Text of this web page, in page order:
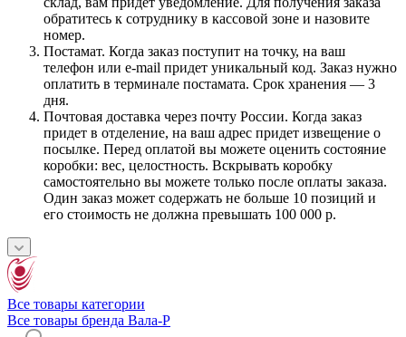
обратитесь к сотруднику в кассовой зоне и назовите
номер.
Постамат. Когда заказ поступит на точку, на ваш
телефон или e-mail придет уникальный код. Заказ нужно
оплатить в терминале постамата. Срок хранения — 3
дня.
Почтовая доставка через почту России. Когда заказ
придет в отделение, на ваш адрес придет извещение о
посылке. Перед оплатой вы можете оценить состояние
коробки: вес, целостность. Вскрывать коробку
самостоятельно вы можете только после оплаты заказа.
Один заказ может содержать не больше 10 позиций и
его стоимость не должна превышать 100 000 р.
Все товары категории
Все товары бренда Вала-Р